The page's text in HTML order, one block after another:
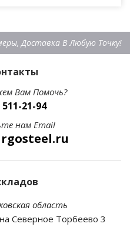
Доставка В Любую Точку!
Вам Помочь?
511-21-94
нам Email
область
Северное Торбеево 3